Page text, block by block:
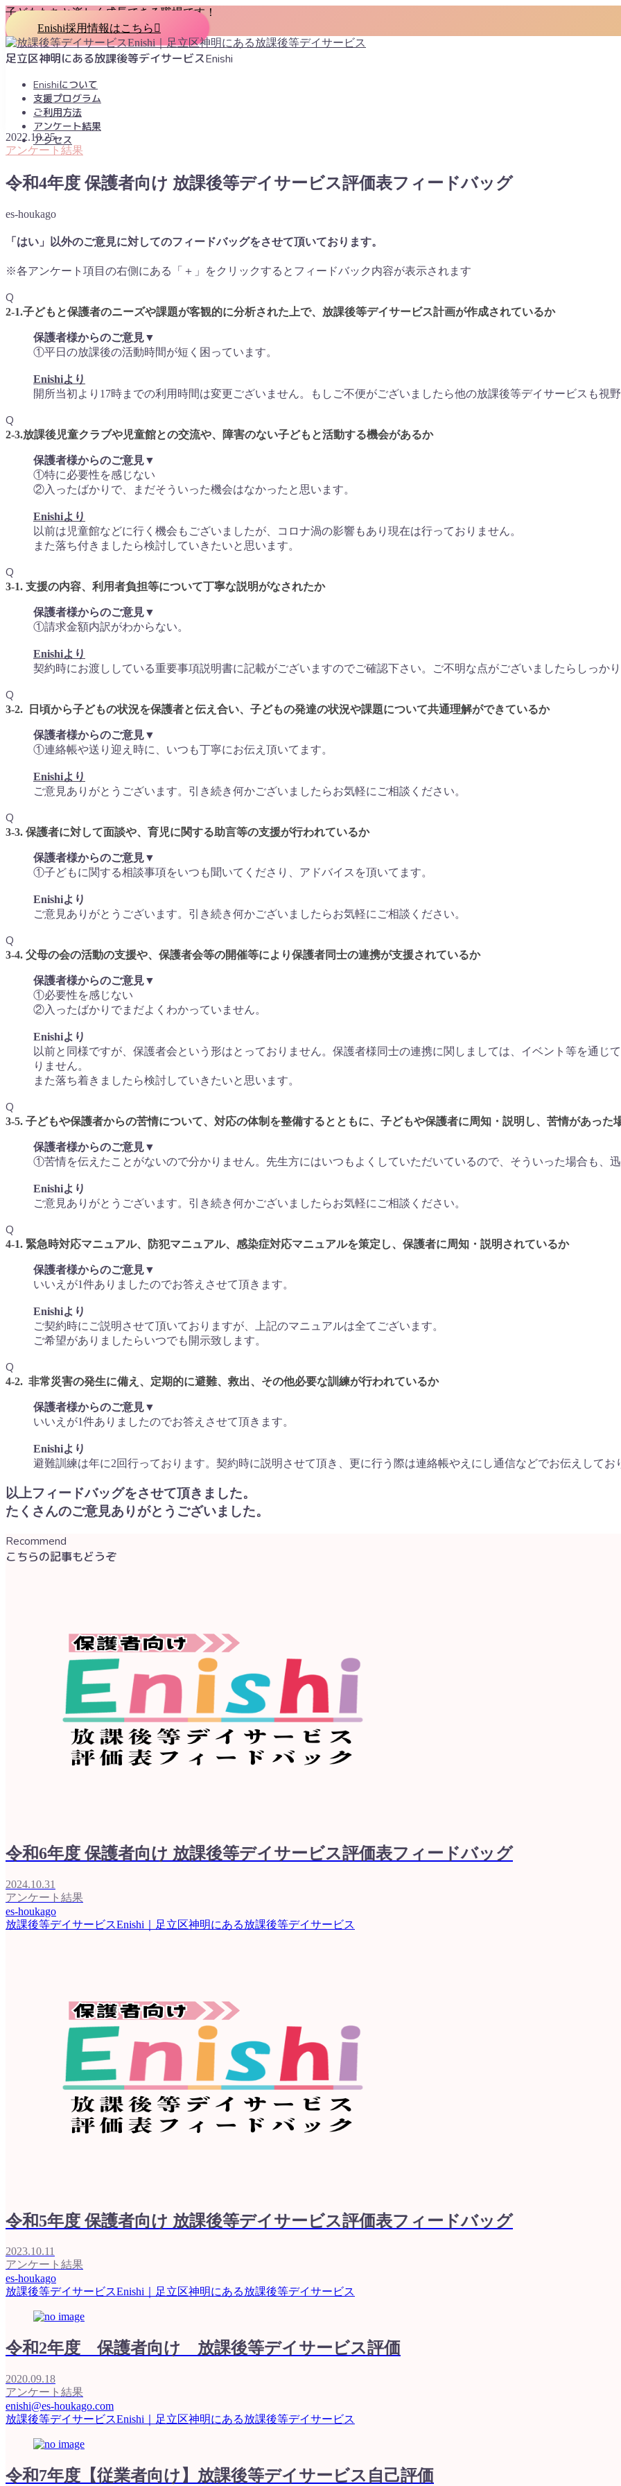
子どもたちと楽しく成長できる職場です！
Enishi採用情報はこちら
足立区神明にある放課後等デイサービスEnishi
Enishiについて
支援プログラム
ご利用方法
アンケート結果
アクセス
Enishiについて
支援プログラム
ご利用方法
アンケート結果
採用情報
2022.10.25
アンケート結果
令和4年度 保護者向け 放課後等デイサービス評価表フィードバッグ
es-houkago
「はい」以外のご意見に対してのフィードバッグをさせて頂いております。
※各アンケート項目の右側にある「＋」をクリックするとフィードバック内容が表示されます
Q
2-1.子どもと保護者のニーズや課題が客観的に分析された上で、放課後等デイサービス計画が作成されているか
保護者様からのご意見▼
①平日の放課後の活動時間が短く困っています。
Enishiより
開所当初より17時までの利用時間は変更ございません。もしご不便がございましたら他の放課後等デイサービスも視
Q
2-3.放課後児童クラブや児童館との交流や、障害のない子どもと活動する機会があるか
保護者様からのご意見▼
①特に必要性を感じない
②入ったばかりで、まだそういった機会はなかったと思います。
Enishiより
以前は児童館などに行く機会もございましたが、コロナ渦の影響もあり現在は行っておりません。
また落ち付きましたら検討していきたいと思います。
Q
3-1. 支援の内容、利用者負担等について丁寧な説明がなされたか
保護者様からのご意見▼
①請求金額内訳がわからない。
Enishiより
契約時にお渡ししている重要事項説明書に記載がございますのでご確認下さい。ご不明な点がございましたらしっか
Q
3-2. 日頃から子どもの状況を保護者と伝え合い、子どもの発達の状況や課題について共通理解ができているか
保護者様からのご意見▼
①連絡帳や送り迎え時に、いつも丁寧にお伝え頂いてます。
Enishiより
ご意見ありがとうございます。引き続き何かございましたらお気軽にご相談ください。
Q
3-3. 保護者に対して面談や、育児に関する助言等の支援が行われているか
保護者様からのご意見▼
①子どもに関する相談事項をいつも聞いてくださり、アドバイスを頂いてます。
Enishiより
ご意見ありがとうございます。引き続き何かございましたらお気軽にご相談ください。
Q
3-4. 父母の会の活動の支援や、保護者会等の開催等により保護者同士の連携が支援されているか
保護者様からのご意見▼
①必要性を感じない
②入ったばかりでまだよくわかっていません。
Enishiより
以前と同様ですが、保護者会という形はとっておりません。保護者様同士の連携に関しましては、イベント等を通じ
りません。
また落ち着きましたら検討していきたいと思います。
Q
3-5. 子どもや保護者からの苦情について、対応の体制を整備するとともに、子どもや保護者に周知・説明し、苦情があった
保護者様からのご意見▼
①苦情を伝えたことがないので分かりません。先生方にはいつもよくしていただいているので、そういった場合も、
Enishiより
ご意見ありがとうございます。引き続き何かございましたらお気軽にご相談ください。
Q
4-1. 緊急時対応マニュアル、防犯マニュアル、感染症対応マニュアルを策定し、保護者に周知・説明されているか
保護者様からのご意見▼
いいえが1件ありましたのでお答えさせて頂きます。
Enishiより
ご契約時にご説明させて頂いておりますが、上記のマニュアルは全てございます。
ご希望がありましたらいつでも開示致します。
Q
4-2. 非常災害の発生に備え、定期的に避難、救出、その他必要な訓練が行われているか
保護者様からのご意見▼
いいえが1件ありましたのでお答えさせて頂きます。
Enishiより
避難訓練は年に2回行っております。契約時に説明させて頂き、更に行う際は連絡帳やえにし通信などでお伝えしてお
以上フィードバッグをさせて頂きました。
たくさんのご意見ありがとうございました。
Recommend
こちらの記事もどうぞ
令和6年度 保護者向け 放課後等デイサービス評価表フィードバッグ
2024.10.31
アンケート結果
es-houkago
放課後等デイサービスEnishi｜足立区神明にある放課後等デイサービス
令和5年度 保護者向け 放課後等デイサービス評価表フィードバッグ
2023.10.11
アンケート結果
es-houkago
放課後等デイサービスEnishi｜足立区神明にある放課後等デイサービス
令和2年度 保護者向け 放課後等デイサービス評価
2020.09.18
アンケート結果
enishi@es-houkago.com
放課後等デイサービスEnishi｜足立区神明にある放課後等デイサービス
令和7年度【従業者向け】放課後等デイサービス自己評価